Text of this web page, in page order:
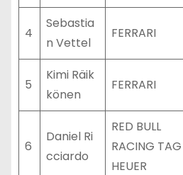
4
Sebastia
n Vettel
FERRARI
5
Kimi Räik
könen
FERRARI
6
Daniel Ri
cciardo
RED BULL
RACING TAG
HEUER